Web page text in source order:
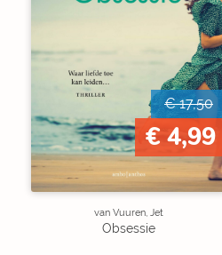
€ 17,50
€ 4,99
van Vuuren, Jet
Obsessie